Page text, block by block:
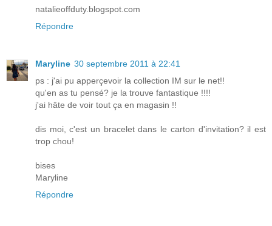
natalieoffduty.blogspot.com
Répondre
Maryline 30 septembre 2011 à 22:41
ps : j'ai pu apperçevoir la collection IM sur le net!!
qu'en as tu pensé? je la trouve fantastique !!!!
j'ai hâte de voir tout ça en magasin !!
dis moi, c'est un bracelet dans le carton d'invitation? il est
trop chou!
bises
Maryline
Répondre